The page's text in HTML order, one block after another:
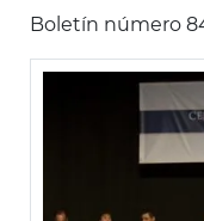
Boletín número